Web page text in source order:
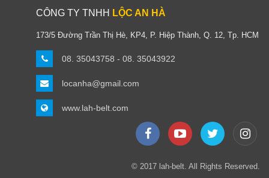
CÔNG TY TNHH LỘC AN HÀ
173/5 Đường Trần Thị Hè, KP4, P. Hiệp Thành, Q. 12, Tp. HCM
08. 35043758 - 08. 35043922
locanha@gmail.com
www.lah-belt.com
© 2017 lah-belt. All Rights Reserved.